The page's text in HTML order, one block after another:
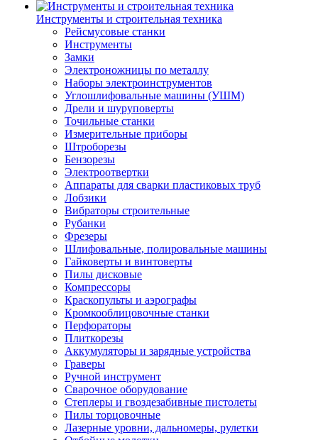
Инструменты и строительная техника
Рейсмусовые станки
Инструменты
Замки
Электроножницы по металлу
Наборы электроинструментов
Углошлифовальные машины (УШМ)
Дрели и шуруповерты
Точильные станки
Измерительные приборы
Штроборезы
Бензорезы
Электроотвертки
Аппараты для сварки пластиковых труб
Лобзики
Вибраторы строительные
Рубанки
Фрезеры
Шлифовальные, полировальные машины
Гайковерты и винтоверты
Пилы дисковые
Компрессоры
Краскопульты и аэрографы
Кромкооблицовочные станки
Перфораторы
Плиткорезы
Аккумуляторы и зарядные устройства
Граверы
Ручной инструмент
Сварочное оборудование
Степлеры и гвоздезабивные пистолеты
Пилы торцовочные
Лазерные уровни, дальномеры, рулетки